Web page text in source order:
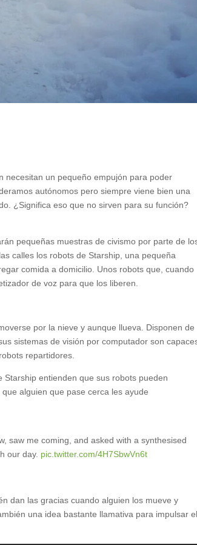
necesitan un pequeño empujón para poder
autónomos pero siempre viene bien una
¿Significa eso que no sirven para su función?
pequeñas muestras de civismo por parte de
calles los robots de Starship, una pequeña
comida a domicilio. Unos robots que, cuando
de voz para que los liberen.
por la nieve y aunque llueva. Disponen de
sistemas de visión por computador son
repartidores.
entienden que sus robots pueden
alguien que pase cerca les ayude
saw me coming, and asked with a synthesised
our day. pic.twitter.com/4H7SbwVn6t
dan las gracias cuando alguien los mueve y
una idea bastante llamativa para impulsar el